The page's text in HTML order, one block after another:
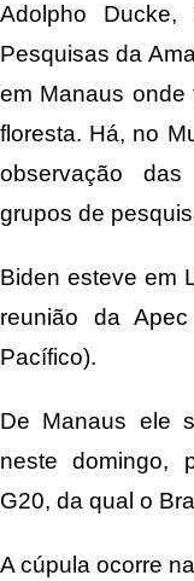
Adolpho
Pesquisas da
em Manaus onde
floresta. Há, no
observação
grupos de
Biden esteve em
reunião da
Pacífico).
De Manaus ele
neste domingo,
G20, da qual o
A cúpula ocorre